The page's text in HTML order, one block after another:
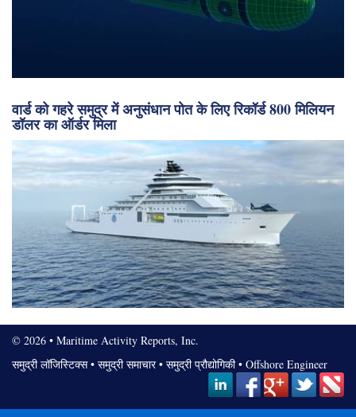
वार्ड को गहरे समुद्र में अनुसंधान पोत के लिए रिकॉर्ड 800 मिलियन
डॉलर का ऑर्डर मिला
© 2026 • Maritime Activity Reports, Inc.
समुद्री लॉजिस्टिक्स• समुद्री समाचार• समुद्री प्रौद्योगिकी• Offshore Engineer